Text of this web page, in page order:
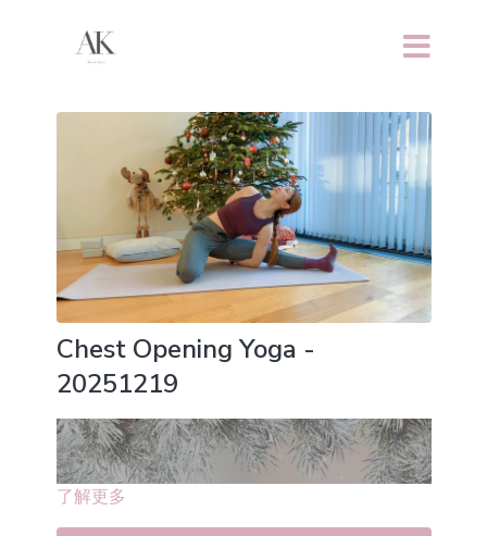
Chest Opening Yoga -
20251219
了解更多